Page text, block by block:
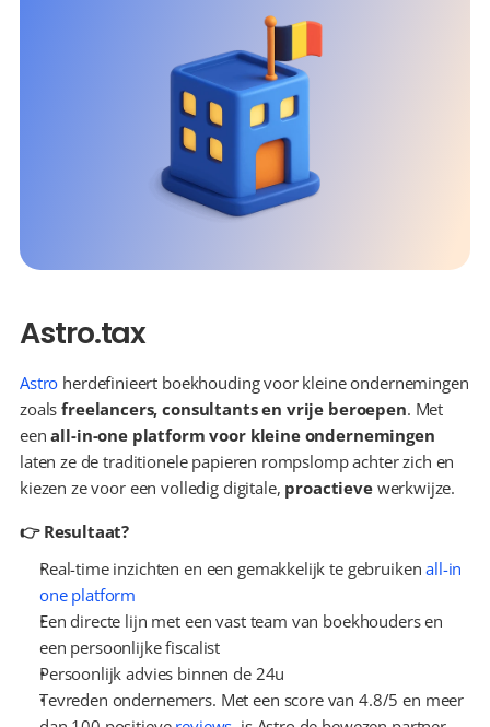
Astro.tax
Astro herdefinieert boekhouding voor kleine ondernemingen
zoals freelancers, consultants en vrije beroepen. Met
een all-in-one platform voor kleine ondernemingen
laten ze de traditionele papieren rompslomp achter zich en
kiezen ze voor een volledig digitale, proactieve werkwijze.
👉 Resultaat?
Real-time inzichten en een gemakkelijk te gebruiken all-in
one platform
Een directe lijn met een vast team van boekhouders en
een persoonlijke fiscalist
Persoonlijk advies binnen de 24u
Tevreden ondernemers. Met een score van 4.8/5 en meer